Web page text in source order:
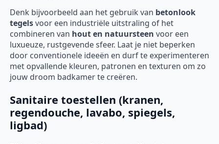
Denk bijvoorbeeld aan het gebruik van betonlook
tegelsvoor een industriële uitstraling of het
combineren van hout en natuursteen voor een
luxueuze, rustgevende sfeer. Laat je niet beperken
door conventionele ideeën en durf te experimenteren
met opvallende kleuren, patronen en texturen om zo
jouw droom badkamer te creëren.
Sanitaire toestellen (kranen,
regendouche, lavabo, spiegels,
ligbad)